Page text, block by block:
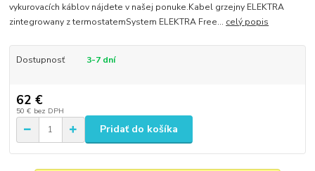
vykurovacích káblov nájdete v našej ponuke.Kabel grzejny ELEKTRA
zintegrowany z termostatemSystem ELEKTRA Free... celý popis
Dostupnosť 3-7 dní
62 €
50 € bez DPH
Pridať do košíka